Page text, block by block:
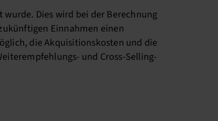
Dies wird bei der Berechnung
Einnahmen einen
die Akquisitionskosten und die
und Cross-Selling-